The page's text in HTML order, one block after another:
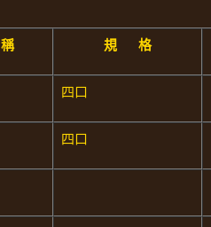
稱 規 格
四口
四口